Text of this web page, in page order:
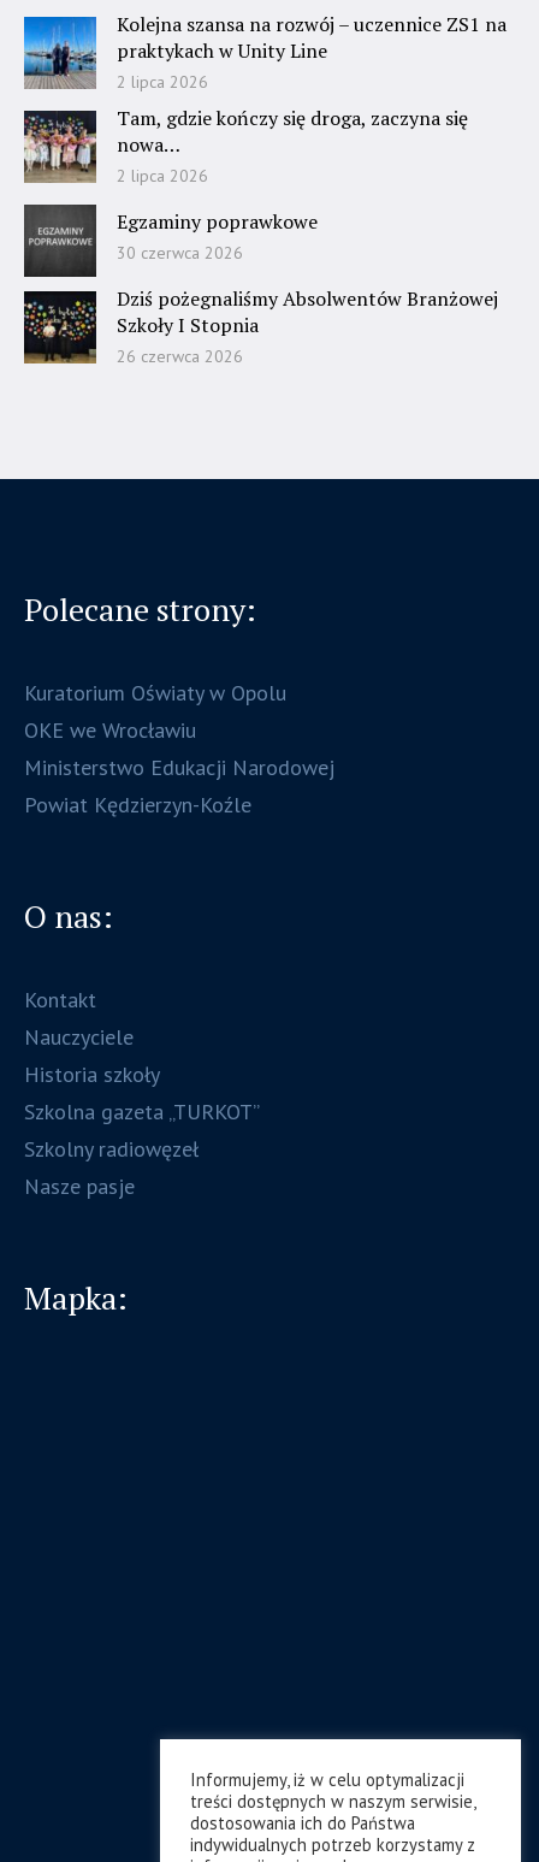
Kolejna szansa na rozwój – uczennice ZS1 na
praktykach w Unity Line
2 lipca 2026
Tam, gdzie kończy się droga, zaczyna się
nowa…
2 lipca 2026
Egzaminy poprawkowe
30 czerwca 2026
Dziś pożegnaliśmy Absolwentów Branżowej
Szkoły I Stopnia
26 czerwca 2026
Polecane strony:
Kuratorium Oświaty w Opolu
OKE we Wrocławiu
Ministerstwo Edukacji Narodowej
Powiat Kędzierzyn-Koźle
O nas:
Kontakt
Nauczyciele
Historia szkoły
Szkolna gazeta „TURKOT”
Szkolny radiowęzeł
Nasze pasje
Mapka:
Informujemy, iż w celu optymalizacji
treści dostępnych w naszym serwisie,
dostosowania ich do Państwa
indywidualnych potrzeb korzystamy z